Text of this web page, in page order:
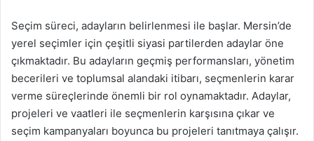
Seçim süreci, adayların belirlenmesi ile başlar. Mersin’de
yerel seçimler için çeşitli siyasi partilerden adaylar öne
çıkmaktadır. Bu adayların geçmiş performansları, yönetim
becerileri ve toplumsal alandaki itibarı, seçmenlerin karar
verme süreçlerinde önemli bir rol oynamaktadır. Adaylar,
projeleri ve vaatleri ile seçmenlerin karşısına çıkar ve
seçim kampanyaları boyunca bu projeleri tanıtmaya çalışır.